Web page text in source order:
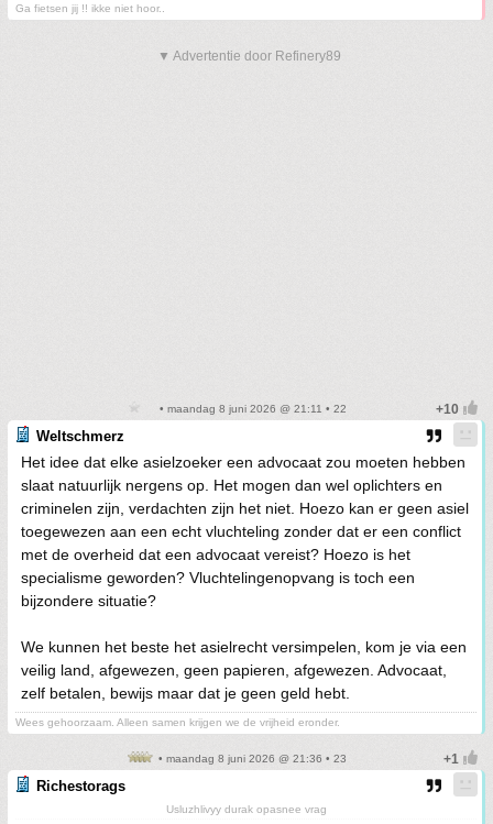
Ga fietsen jij !! ikke niet hoor..
▼ Advertentie door Refinery89
• maandag 8 juni 2026 @ 21:11 • 22
Weltschmerz
Het idee dat elke asielzoeker een advocaat zou moeten hebben
slaat natuurlijk nergens op. Het mogen dan wel oplichters en
criminelen zijn, verdachten zijn het niet. Hoezo kan er geen asiel
toegewezen aan een echt vluchteling zonder dat er een conflict
met de overheid dat een advocaat vereist? Hoezo is het
specialisme geworden? Vluchtelingenopvang is toch een
bijzondere situatie?
We kunnen het beste het asielrecht versimpelen, kom je via een
veilig land, afgewezen, geen papieren, afgewezen. Advocaat,
zelf betalen, bewijs maar dat je geen geld hebt.
Wees gehoorzaam. Alleen samen krijgen we de vrijheid eronder.
• maandag 8 juni 2026 @ 21:36 • 23
Richestorags
Usluzhlivyy durak opasnee vrag